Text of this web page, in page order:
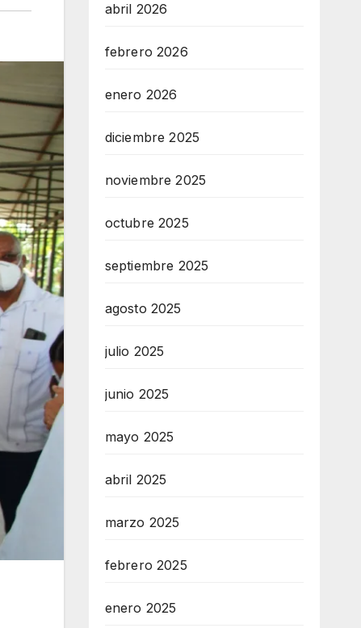
abril 2026
febrero 2026
enero 2026
diciembre 2025
noviembre 2025
octubre 2025
septiembre 2025
agosto 2025
julio 2025
junio 2025
mayo 2025
abril 2025
marzo 2025
febrero 2025
enero 2025